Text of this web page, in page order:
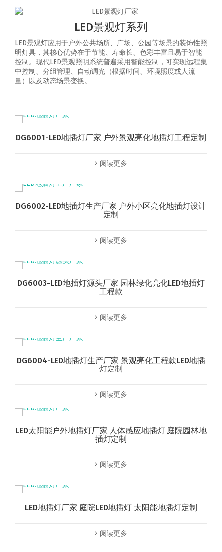
LED景观灯系列
LED景观灯应用于户外公共场所、广场、公园等场景的装饰性照
明灯具，其核心优势在于节能、寿命长、色彩丰富且易于智能
控制‌。‌现代LED景观照明系统普遍采用智能控制，可实现‌远程集
中控制、分组管理、自动调光（根据时间、环境照度或人流
量）以及动态场景变换‌。
DG6001-LED地插灯厂家 户外景观亮化地插灯工程定制
阅读更多
DG6002-LED地插灯生产厂家 户外小区亮化地插灯设计
定制
阅读更多
DG6003-LED地插灯源头厂家 园林绿化亮化LED地插灯
工程款
阅读更多
DG6004-LED地插灯生产厂家 景观亮化工程款LED地插
灯定制
阅读更多
LED太阳能户外地插灯厂家 人体感应地插灯 庭院园林地
插灯定制
阅读更多
LED地插灯厂家 庭院LED地插灯 太阳能地插灯定制
阅读更多